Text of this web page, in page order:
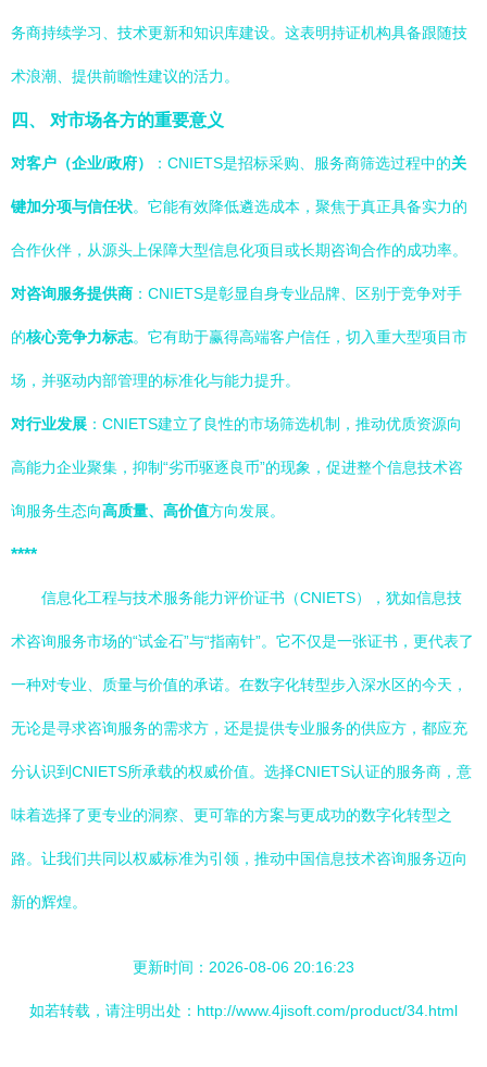
务商持续学习、技术更新和知识库建设。这表明持证机构具备跟随技
术浪潮、提供前瞻性建议的活力。
四、 对市场各方的重要意义
对客户（企业/政府） ：CNIETS是招标采购、服务商筛选过程中的关
键加分项与信任状。它能有效降低遴选成本，聚焦于真正具备实力的
合作伙伴，从源头上保障大型信息化项目或长期咨询合作的成功率。
对咨询服务提供商 ：CNIETS是彰显自身专业品牌、区别于竞争对手
的核心竞争力标志。它有助于赢得高端客户信任，切入重大型项目市
场，并驱动内部管理的标准化与能力提升。
对行业发展 ：CNIETS建立了良性的市场筛选机制，推动优质资源向
高能力企业聚集，抑制“劣币驱逐良币”的现象，促进整个信息技术咨
询服务生态向高质量、高价值方向发展。
****
信息化工程与技术服务能力评价证书（CNIETS），犹如信息技
术咨询服务市场的“试金石”与“指南针”。它不仅是一张证书，更代表了
一种对专业、质量与价值的承诺。在数字化转型步入深水区的今天，
无论是寻求咨询服务的需求方，还是提供专业服务的供应方，都应充
分认识到CNIETS所承载的权威价值。选择CNIETS认证的服务商，意
味着选择了更专业的洞察、更可靠的方案与更成功的数字化转型之
路。让我们共同以权威标准为引领，推动中国信息技术咨询服务迈向
新的辉煌。
更新时间：2026-08-06 20:16:23
如若转载，请注明出处：http://www.4jisoft.com/product/34.html